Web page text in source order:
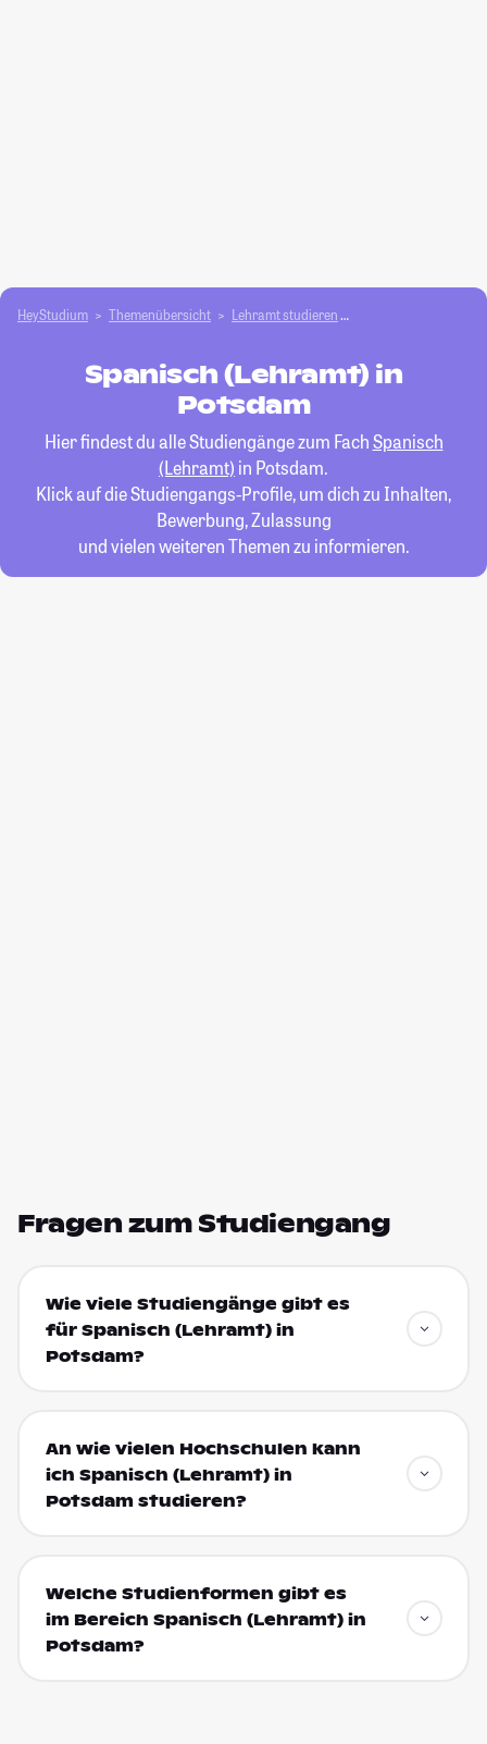
HeyStudium Themenübersicht Lehramt studieren
Spanisch (Lehramt) in
Potsdam
Hier findest du alle Studiengänge zum FachSpanisch
(Lehramt) in Potsdam.
Klick auf die Studiengangs-Profile, um dich zu Inhalten,
Bewerbung, Zulassung
und vielen weiteren Themen zu informieren.
Fragen zum Studiengang
Wie viele Studiengänge gibt es
für Spanisch (Lehramt) in
Potsdam?
An wie vielen Hochschulen kann
ich Spanisch (Lehramt) in
Potsdam studieren?
Welche Studienformen gibt es
im Bereich Spanisch (Lehramt) in
Potsdam?